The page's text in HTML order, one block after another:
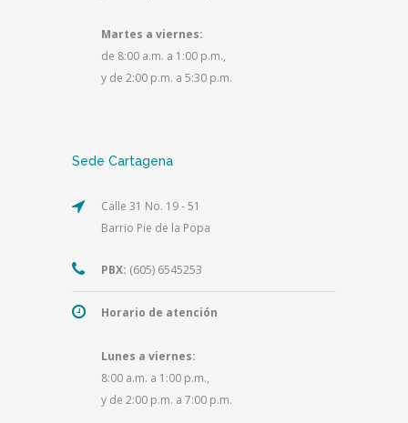
Martes a viernes:
de 8:00 a.m. a 1:00 p.m.,
y de 2:00 p.m. a 5:30 p.m.
Sede Cartagena
Calle 31 No. 19 - 51
Barrio Pie de la Popa
PBX: (605) 6545253
Horario de atención
Lunes a viernes:
8:00 a.m. a 1:00 p.m.,
y de 2:00 p.m. a 7:00 p.m.